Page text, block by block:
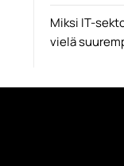
Miksi IT-
vielä